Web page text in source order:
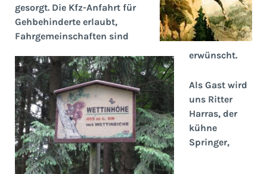
gesorgt. Die Kfz-Anfahrt für
Gehbehinderte erlaubt,
Fahrgemeinschaften sind
erwünscht.
Als Gast wird
uns Ritter
Harras, der
kühne
Springer,